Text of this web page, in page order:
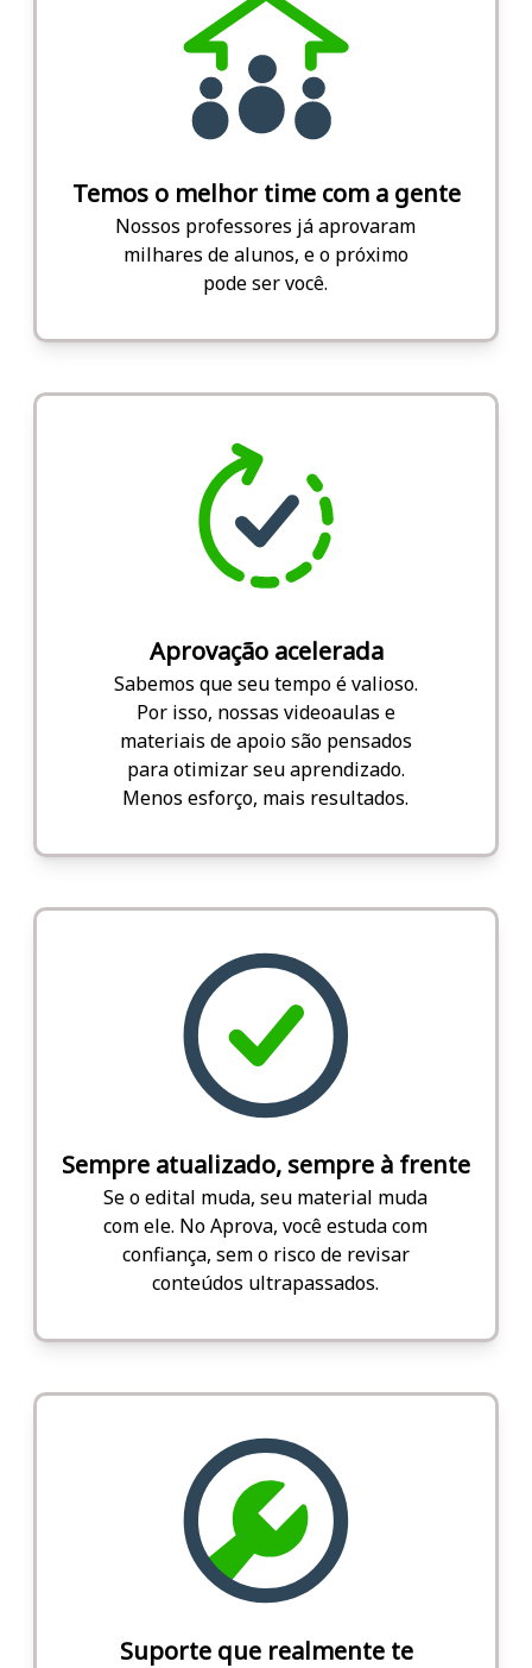
Temos o melhor time com a gente
Nossos professores já aprovaram
milhares de alunos, e o próximo
pode ser você.
Aprovação acelerada
Sabemos que seu tempo é valioso.
Por isso, nossas videoaulas e
materiais de apoio são pensados
para otimizar seu aprendizado.
Menos esforço, mais resultados.
Sempre atualizado, sempre à frente
Se o edital muda, seu material muda
com ele. No Aprova, você estuda com
confiança, sem o risco de revisar
conteúdos ultrapassados.
Suporte que realmente te